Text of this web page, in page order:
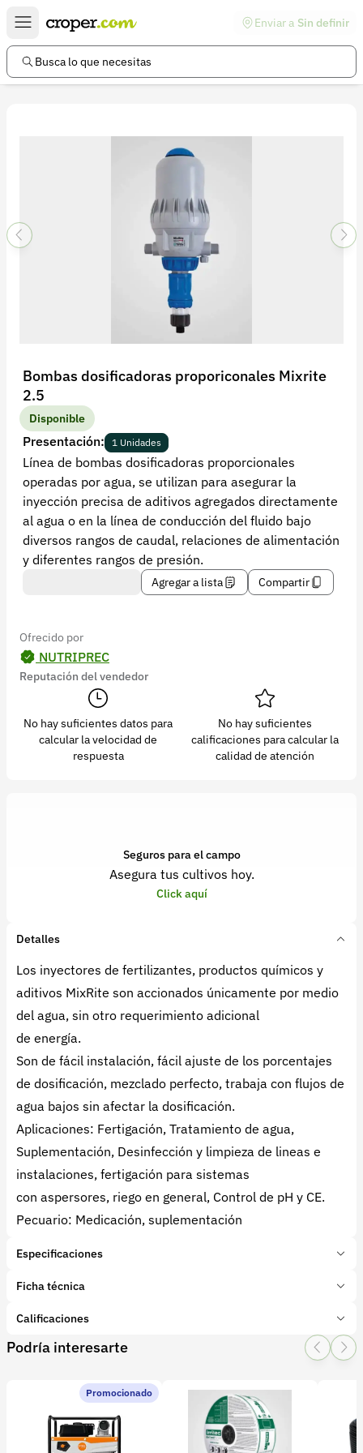
Enviar a Sin definir
Busca lo que necesitas
Bombas dosificadoras proporiconales Mixrite
2.5
Disponible
Presentación: 1 Unidades
Línea de bombas dosificadoras proporcionales
operadas por agua, se utilizan para asegurar la
inyección precisa de aditivos agregados directamente
al agua o en la línea de conducción del fluido bajo
diversos rangos de caudal, relaciones de alimentación
y diferentes rangos de presión.
Agregar a lista Compartir
Ofrecido por
NUTRIPREC
Reputación del vendedor
No hay suficientes datos para
calcular la velocidad de
respuesta
No hay suficientes
calificaciones para calcular la
calidad de atención
Seguros para el campo
Asegura tus cultivos hoy.
Click aquí
Detalles
Los inyectores de fertilizantes, productos químicos y
aditivos MixRite son accionados únicamente por medio
del agua, sin otro requerimiento adicional
de energía.
Son de fácil instalación, fácil ajuste de los porcentajes
de dosificación, mezclado perfecto, trabaja con flujos de
agua bajos sin afectar la dosificación.
Aplicaciones: Fertigación, Tratamiento de agua,
Suplementación, Desinfección y limpieza de lineas e
instalaciones, fertigación para sistemas
con aspersores, riego en general, Control de pH y CE.
Pecuario: Medicación, suplementación
Especificaciones
Marca: Mixrite
Tipo de producto:
Subcategoría:Electrobombas
Ficha técnica
Calificaciones
1 Star
2 Star
3 Star4 Star
0 calificaciones
Podría interesarte
Promocionado
Enlaces de interés
Preguntas frecuentes
Política de privacidad
Recuperar contraseña
Contacto
Soporte
+57 323 2931928
contacto@croper.com
© 2026 Croper.com Todos los derechos reservados
Versión 5.45.0